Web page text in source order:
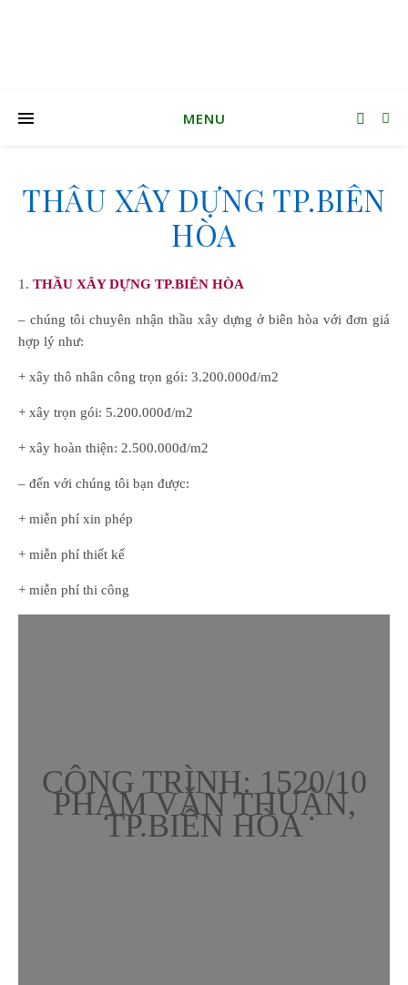
MENU
THẦU XÂY DỰNG TP.BIÊN
HÒA
THẦU XÂY DỰNG TP.BIÊN HÒA
– chúng tôi chuyên nhận thầu xây dựng ở biên hòa với đơn giá
hợp lý như:
+ xây thô nhân công trọn gói: 3.200.000đ/m2
+ xây trọn gói: 5.200.000đ/m2
+ xây hoàn thiện: 2.500.000đ/m2
– đến với chúng tôi bạn được:
+ miễn phí xin phép
+ miễn phí thiết kế
+ miễn phí thi công
CÔNG TRÌNH: 1520/10
PHẠM VĂN THUẬN,
TP.BIÊN HÒA